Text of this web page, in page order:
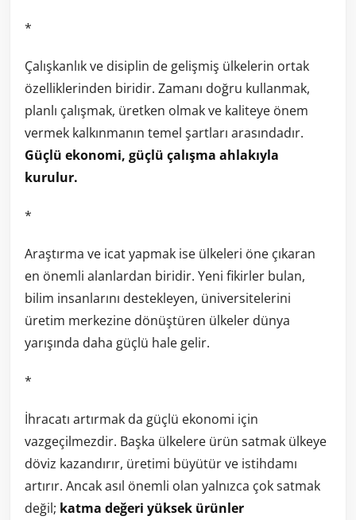
*
Çalışkanlık ve disiplin de gelişmiş ülkelerin ortak
özelliklerinden biridir. Zamanı doğru kullanmak,
planlı çalışmak, üretken olmak ve kaliteye önem
vermek kalkınmanın temel şartları arasındadır.
Güçlü ekonomi, güçlü çalışma ahlakıyla
kurulur.
*
Araştırma ve icat yapmak ise ülkeleri öne çıkaran
en önemli alanlardan biridir. Yeni fikirler bulan,
bilim insanlarını destekleyen, üniversitelerini
üretim merkezine dönüştüren ülkeler dünya
yarışında daha güçlü hale gelir.
*
İhracatı artırmak da güçlü ekonomi için
vazgeçilmezdir. Başka ülkelere ürün satmak ülkeye
döviz kazandırır, üretimi büyütür ve istihdamı
artırır. Ancak asıl önemli olan yalnızca çok satmak
değil; katma değeri yüksek ürünler